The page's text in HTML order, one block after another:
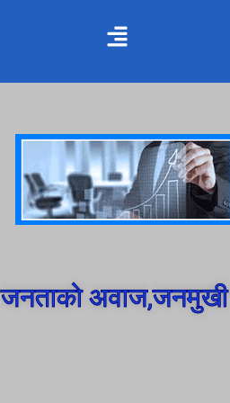
जनताको अवाज,जनमुखी